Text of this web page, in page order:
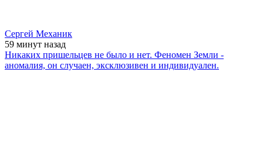
Сергей Механик
59 минут назад
Никаких пришельцев не было и нет. Феномен Земли -
аномалия, он случаен, эксклюзивен и индивидуален.